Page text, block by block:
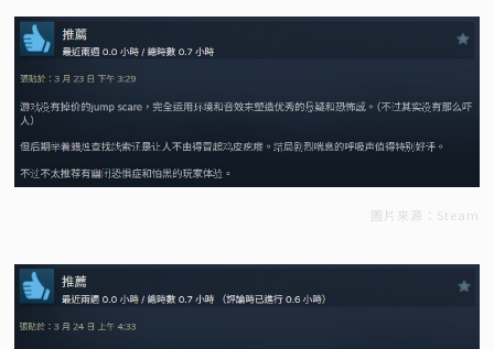
圖片來源：Steam